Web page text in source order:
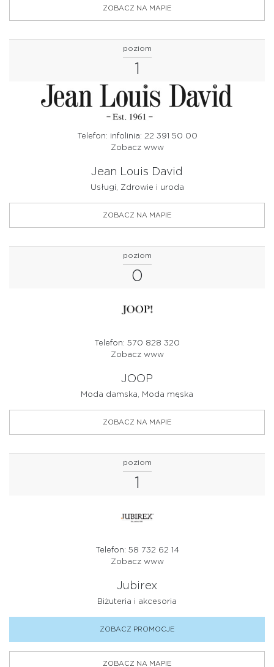
ZOBACZ NA MAPIE
poziom
1
Telefon: infolinia: 22 391 50 00
Zobacz www
Jean Louis David
Usługi, Zdrowie i uroda
ZOBACZ NA MAPIE
poziom
0
Telefon: 570 828 320
Zobacz www
JOOP
Moda damska, Moda męska
ZOBACZ NA MAPIE
poziom
1
Telefon: 58 732 62 14
Zobacz www
Jubirex
Biżuteria i akcesoria
ZOBACZ PROMOCJE
ZOBACZ NA MAPIE